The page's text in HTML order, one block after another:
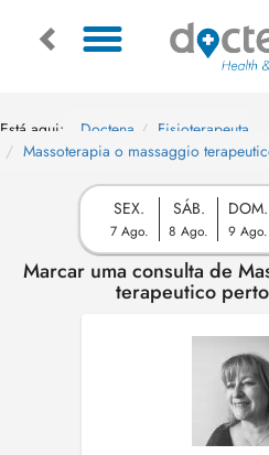
Está aqui: Doctena
Fisioterapeuta
Massoterapia o massaggio
SEX.
7 Ago.
SÁB.
8 Ago.
DOM.
9 Ago.
Marcar uma consulta de
terapeutico